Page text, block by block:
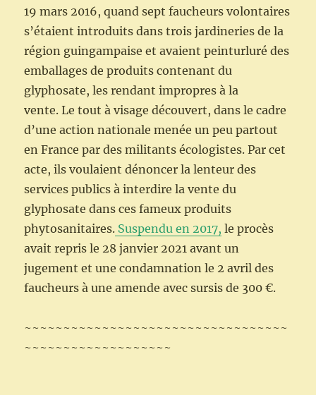
19 mars 2016, quand sept faucheurs volontaires
s’étaient introduits dans trois jardineries de la
région guingampaise et avaient peinturluré des
emballages de produits contenant du
glyphosate, les rendant impropres à la
vente. Le tout à visage découvert, dans le cadre
d’une action nationale menée un peu partout
en France par des militants écologistes. Par cet
acte, ils voulaient dénoncer la lenteur des
services publics à interdire la vente du
glyphosate dans ces fameux produits
phytosanitaires. Suspendu en 2017, le procès
avait repris le 28 janvier 2021 avant un
jugement et une condamnation le 2 avril des
faucheurs à une amende avec sursis de 300 €.
~~~~~~~~~~~~~~~~~~~~~~~~~~~~~~~~~~
~~~~~~~~~~~~~~~~~~~